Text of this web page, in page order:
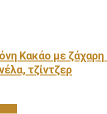
Κακάο με
τζίντζερ